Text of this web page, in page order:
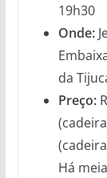
19h30
Onde:
da
Preço:
Há